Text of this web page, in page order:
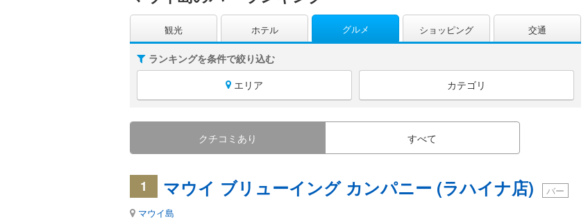
観光 ホテル グルメ ショッピング 交通
ランキングを条件で絞り込む
エリア
カテゴリ
クチコミあり すべて
1 マウイ ブリューイング カンパニー (ラハイナ店)
バー
マウイ島